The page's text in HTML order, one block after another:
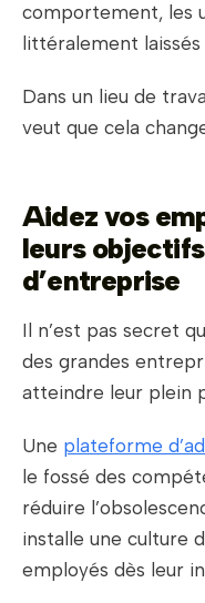
comportement, les
littéralement
Dans un lieu de
veut que cela
Aidez vos
leurs
d’entreprise
Il n’est pas secret
des grandes
atteindre leur plein
Une plateforme
le fossé des
réduire
installe une culture
employés dès leur